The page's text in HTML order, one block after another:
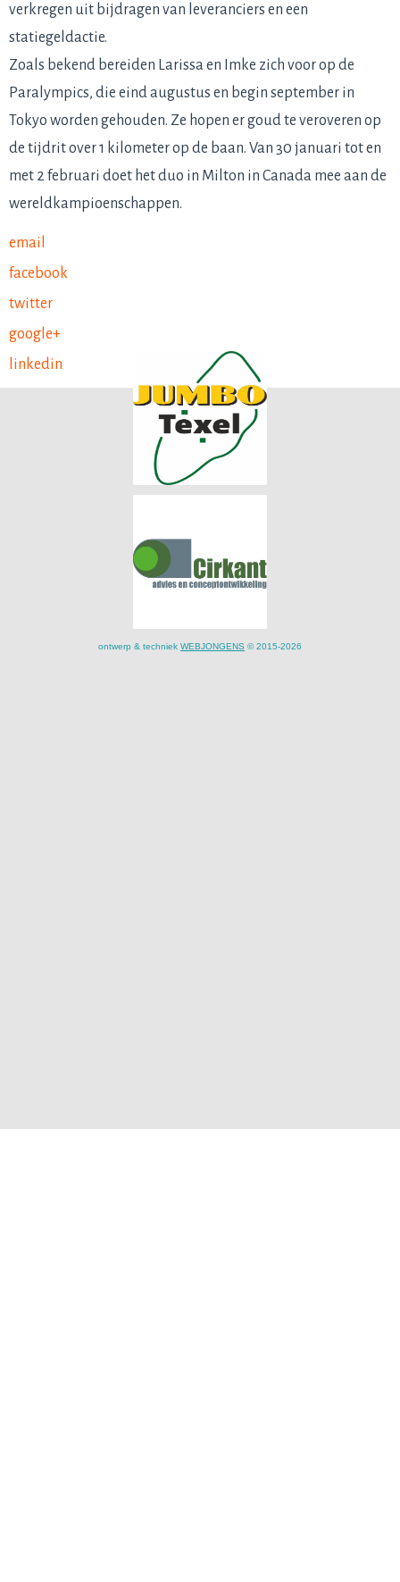
verkregen uit bijdragen van leveranciers en een
statiegeldactie.
Zoals bekend bereiden Larissa en Imke zich voor op de
Paralympics, die eind augustus en begin september in
Tokyo worden gehouden. Ze hopen er goud te veroveren op
de tijdrit over 1 kilometer op de baan. Van 30 januari tot en
met 2 februari doet het duo in Milton in Canada mee aan de
wereldkampioenschappen.
email
facebook
twitter
google+
linkedin
ontwerp & techniek WEBJONGENS © 2015-2026